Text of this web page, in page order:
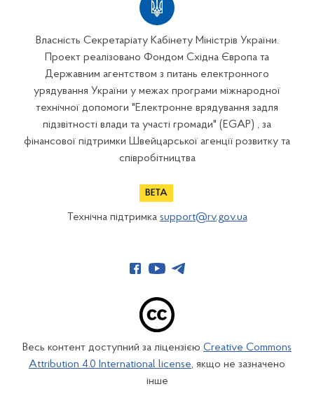
Власність Секретаріату Кабінету Міністрів України.
Проект реалізовано Фондом Східна Європа та
Державним агентством з питань електронного
урядування України у межах програми міжнародної
технічної допомоги "Електронне врядування задля
підзвітності влади та участі громади" (EGAP) , за
фінансової підтримки Швейцарської агенції розвитку та
співробітництва
Технічна підтримка support@rv.gov.ua
Весь контент доступний за ліцензією Creative Commons
Attribution 4.0 International license, якщо не зазначено
інше